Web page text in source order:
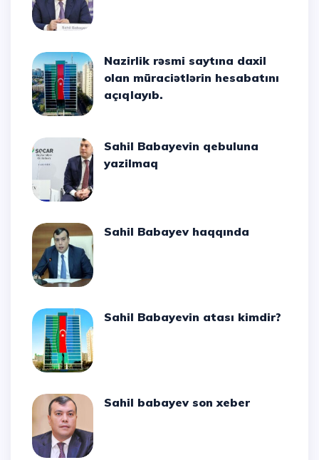
Nazirlik rəsmi saytına daxil
olan müraciətlərin hesabatını
açıqlayıb.
Sahil Babayevin qebuluna
yazilmaq
Sahil Babayev haqqında
Sahil Babayevin atası kimdir?
Sahil babayev son xeber